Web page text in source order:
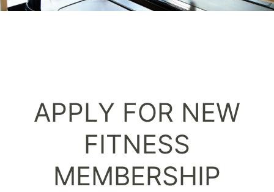
APPLY FOR NEW
FITNESS
MEMBERSHIP